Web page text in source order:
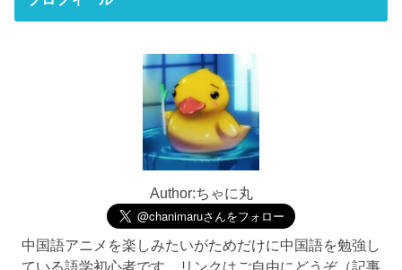
Author:ちゃに丸
中国語アニメを楽しみたいがためだけに中国語を勉強し
ている語学初心者です。リンクはご自由にどうぞ（記事